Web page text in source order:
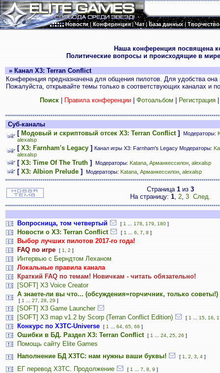
Новости|Конференция|Чат|База данных|Творчество
Наша конференция посвящена
Политические вопросы и происходящие в
» Канал X3: Terran Conflict
Конференция предназначена для общения пилотов. Для удобства
Пожалуйста, открывайте темы только в соответствующих каналах и
Поиск| Правила конференции| Фотоальбом Регистрация
Суб-каналы
[ Модовый и скриптовый отсек X3: Terran Conflict] Модераторы:
alexalsp
[ X3: Farnham's Legacy ] Канал игры X3: Farnham's Legacy Модераторы:
alexalsp
[ X3: Time Of The Truth ] Модераторы: Katana Арманкессилон alexalsp
[ X3: Albion Prelude ] Модераторы: Katana Арманкессилон alexalsp
Страница 1 из 3
На страницу: 1, 2, 3 След.
Вопросница, том четвертый [ 1 178 179 180 ]
Новости о X3: Terran Conflict [ 1 6 7 8 ]
Выбор лучших пилотов 2017-го года!
FAQ по игре
[ 1 2 ]
Интервью с Берндтом Леханом
Локальные правила канала
Краткий FAQ по темам! Новичкам - читать обязательно!
[SOFT] X3 Voice Creator
А знаете-ли вы что... (обсуждения=горчичник, только советы!)
[ 1 27 28 29 ]
[SOFT] X3 Game Launcher
[SOFT] X3 map v1.2 by Scorp (Terran Conflict Edition)
[ 1 15 16
Конкурс по X3TC-Universe [ 1 64 65 66 ]
Ошибки в БД. Раздел X3: Terran Conflict [ 1 24 25 26 ]
Помощь сайту Elite Games
Наполнение БД X3TC: нам нужны ваши буквы!
[ 1 2 3 4 ]
ЕГ перевод Х3ТС. Продолжение [ 1 7 8 9 ]